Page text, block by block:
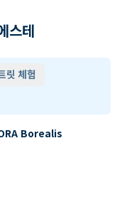
스테
릿 체험
Borealis